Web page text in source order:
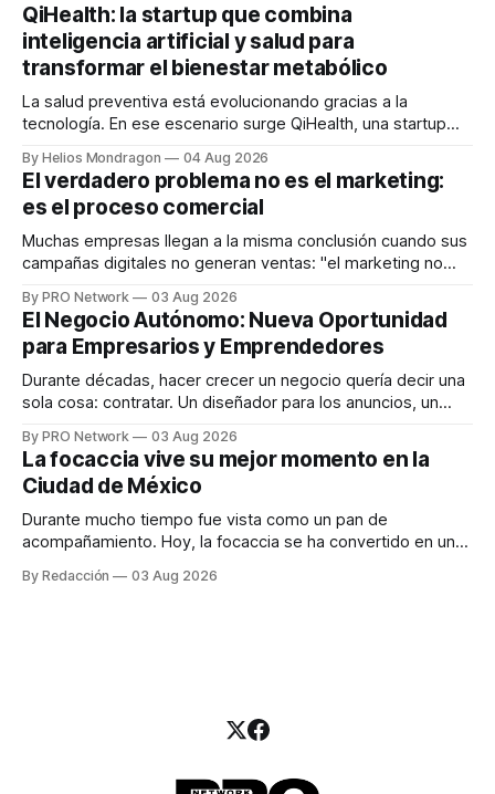
QiHealth: la startup que combina
inteligencia artificial y salud para
transformar el bienestar metabólico
La salud preventiva está evolucionando gracias a la
tecnología. En ese escenario surge QiHealth, una startup
dispositivos inteligentes, inteligencia artificial y monitoreo
en tiempo real para ayudar a las personas a tomar mejores
decisiones sobre su salud metabólica. Su propuesta busca
responder
By Helios Mondragon 04 Aug 2026
El verdadero problema no es el marketing:
es el proceso comercial
Muchas empresas llegan a la misma conclusión cuando sus
campañas digitales no generan ventas: "el marketing no
INTERIUS, el problema suele estar en otro lugar. Durante
una entrevista para el podcast SER PRO, el especialista en
marketing digital explicó que
By PRO Network 03 Aug 2026
El Negocio Autónomo: Nueva Oportunidad
para Empresarios y Emprendedores
Durante décadas, hacer crecer un negocio quería decir una
sola cosa: contratar. Un diseñador para los anuncios, un
para los textos, alguien que supiera de publicidad digital
para encontrar prospectos, un vendedor para atender
llamadas y mensajes, y —con suerte— una persona
By PRO Network 03 Aug 2026
La focaccia vive su mejor momento en la
Ciudad de México
Durante mucho tiempo fue vista como un pan de
acompañamiento. Hoy, la focaccia se ha convertido en uno
artesanal, ingredientes de calidad y experiencias que
By Redacción 03 Aug 2026